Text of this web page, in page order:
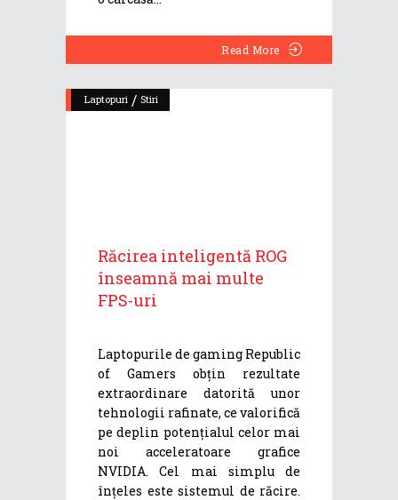
Read More
Laptopuri / Stiri
Răcirea inteligentă ROG
înseamnă mai multe
FPS-uri
Laptopurile de gaming Republic
of Gamers obțin rezultate
extraordinare datorită unor
tehnologii rafinate, ce valorifică
pe deplin potențialul celor mai
noi acceleratoare grafice
NVIDIA. Cel mai simplu de
înțeles este sistemul de răcire.